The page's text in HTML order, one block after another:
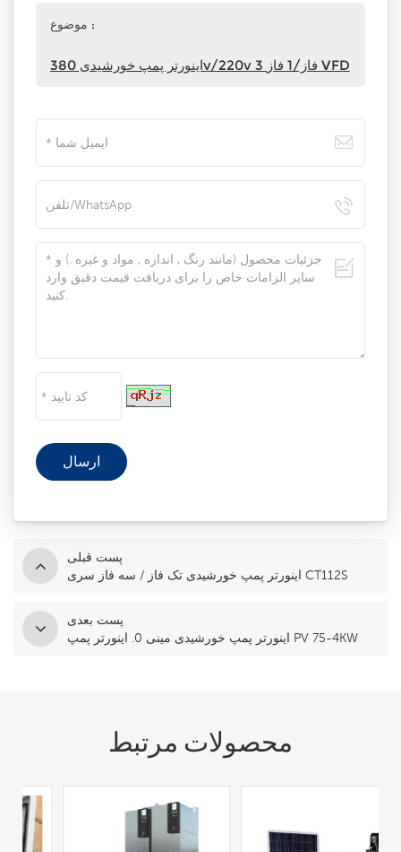
موضوع :
اینورتر پمپ خورشیدی 380v/220v 3 فاز/1 فاز VFD
پست قبلی
اینورتر پمپ خورشیدی تک فاز / سه فاز سری CT112S
پست بعدی
اینورتر پمپ خورشیدی مینی 0. اینورتر پمپ PV 75-4KW
محصولات مرتبط